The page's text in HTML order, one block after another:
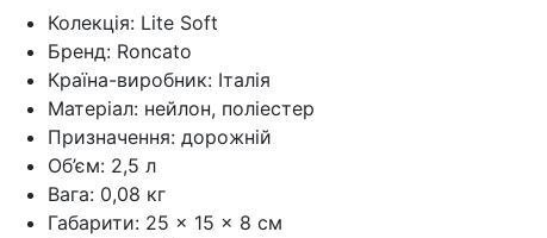
Колекція: Lite Soft
Бренд: Roncato
Країна-виробник: Італія
Матеріал: нейлон, поліестер
Призначення: дорожній
Об’єм: 2,5 л
Вага: 0,08 кг
Габарити: 25 × 15 × 8 см